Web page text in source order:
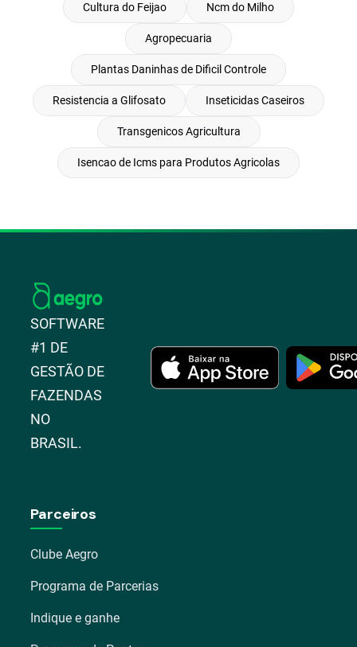
Cultura do Feijao Ncm do Milho
Agropecuaria
Plantas Daninhas de Dificil Controle
Resistencia a Glifosato Inseticidas Caseiros
Transgenicos Agricultura
Isencao de Icms para Produtos Agricolas
SOFTWARE
#1 DE
GESTÃO DE
FAZENDAS
NO
BRASIL.
Parceiros
Clube Aegro
Programa de Parcerias
Indique e ganhe